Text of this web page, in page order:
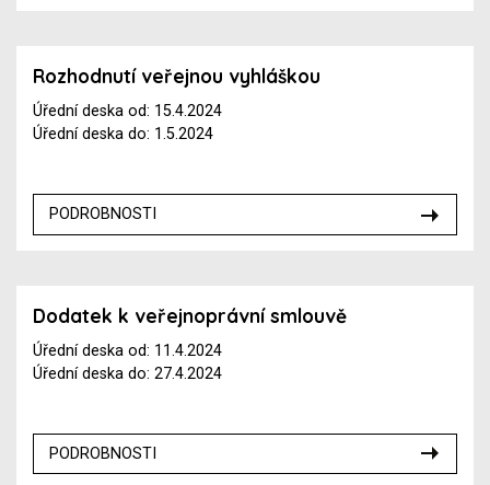
Rozhodnutí veřejnou vyhláškou
Úřední deska od: 15.4.2024
Úřední deska do: 1.5.2024
PODROBNOSTI
Dodatek k veřejnoprávní smlouvě
Úřední deska od: 11.4.2024
Úřední deska do: 27.4.2024
PODROBNOSTI